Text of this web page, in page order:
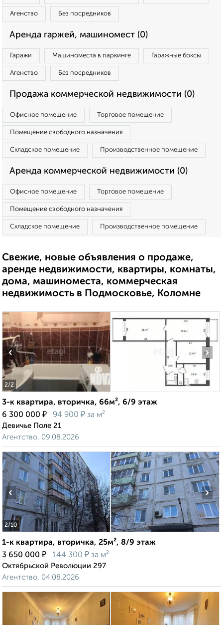
Агенство Без посредников
Аренда гаржей, машиномест (0)
Гаражи Машиноместа в паркинге Гаражные боксы
Агенство Без посредников
Продажа коммерческой недвижимости (0)
Офисное помещение Торговое помещение
Помещение свободного назначения
Складское помещение Производственное помещение
Аренда коммерческой недвижимости (0)
Офисное помещение Торговое помещение
Помещение свободного назначения
Складское помещение Производственное помещение
Свежие, новые объявления о продаже,
аренде недвижимости, квартиры, комнаты,
дома, машиноместа, коммерческая
недвижимость в Подмосковье, Коломне
2/2
‹ ›
3-к квартира, вторичка, 66м², 6/9 этаж
6 300 000 ₽ 94 900 ₽ за м²
Девичье Поле 21
Агентство, 09.08.2026
2/10
‹ ›
1-к квартира, вторичка, 25м², 8/9 этаж
3 650 000 ₽ 144 300 ₽ за м²
Октябрьской Революции 297
Агентство, 04.08.2026